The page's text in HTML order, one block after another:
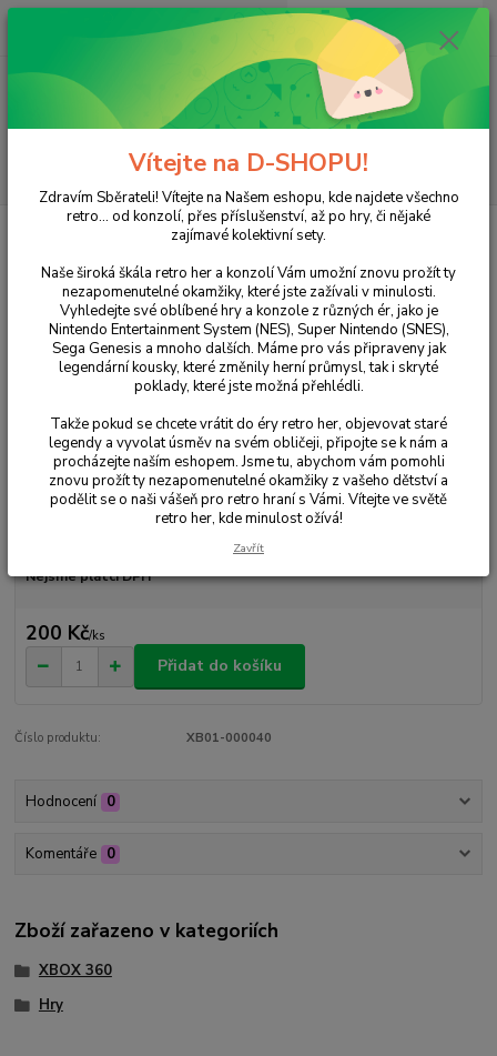
Menu
(Po-Pá, 15:00-20:00 hod.)
ks
0 Kč
XBOX 360 Kinect Sport: Season Two
Kinect Sport: Season Two
Ohodnotit produkt
Nejsme plátci DPH
200 Kč/ks
Přidat do košíku
Číslo produktu: XB01-000040
Hodnocení 0
Komentáře 0
Zboží zařazeno v kategoriích
XBOX 360
Hry
Vítejte na D-SHOPU!
Zdravím Sběrateli! Vítejte na Našem eshopu, kde najdete všechno
retro... od konzolí, přes příslušenství, až po hry, či nějaké
zajímavé kolektivní sety.
Naše široká škála retro her a konzolí Vám umožní znovu prožít ty
nezapomenutelné okamžiky, které jste zažívali v minulosti.
Vyhledejte své oblíbené hry a konzole z různých ér, jako je
Nintendo Entertainment System (NES), Super Nintendo (SNES),
Sega Genesis a mnoho dalších. Máme pro vás připraveny jak
legendární kousky, které změnily herní průmysl, tak i skryté
poklady, které jste možná přehlédli.
Takže pokud se chcete vrátit do éry retro her, objevovat staré
legendy a vyvolat úsměv na svém obličeji, připojte se k nám a
procházejte naším eshopem. Jsme tu, abychom vám pomohli
znovu prožít ty nezapomenutelné okamžiky z vašeho dětství a
podělit se o naši vášeň pro retro hraní s Vámi. Vítejte ve světě
retro her, kde minulost ožívá!
Zavřít